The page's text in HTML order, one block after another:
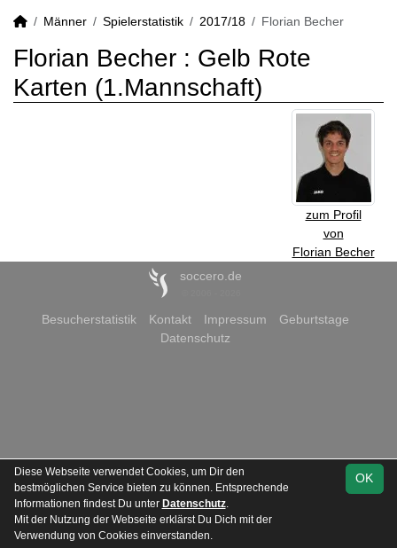
Männer Spielerstatistik 2017/18 Florian Becher
Florian Becher : Gelb Rote
Karten (1.Mannschaft)
zum Profil
von
Florian Becher
soccero.de
Besucherstatistik Kontakt Impressum
Geburtstage
Datenschutz
OK
Diese Webseite verwendet Cookies, um Dir den
bestmöglichen Service bieten zu können. Entsprechende
Informationen findest Du unter Datenschutz.
Mit der Nutzung der Webseite erklärst Du Dich mit der
Verwendung von Cookies einverstanden.